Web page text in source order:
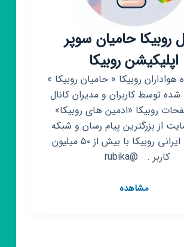
روبیکا حامیان سوپر
اپلیکیشن روبیکا
هواداران روبیکا « حامیان روبیکا »
شده توسط کاربران و مدیران کانال
روبیکا «ادمین های روبیکا»
از بزرگترین پیام رسان و شبکه
اجتماعی ایرانی روبیکا با بیش از ۵۰ میلیون
کاربر . ‌ ‌ @rubika‌‌ ‌‌ ‌
مشاهدهکانال